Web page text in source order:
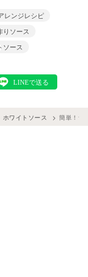
レンジレシピ
りソース
ソース
ホワイトソース 簡単！つ